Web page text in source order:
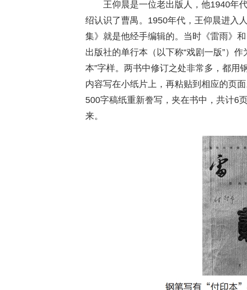
王仰晨是一位老出版人，他1940年
绍认识了曹禺。1950年代，王仰晨进入
集》就是他经手编辑的。当时《雷雨》
出版社的单行本（以下称“戏剧一版”）
本”字样。两书中修订之处非常多，都用
内容写在小纸片上，再粘贴到相应的页
500字稿纸重新誊写，夹在书中，共计6
来。